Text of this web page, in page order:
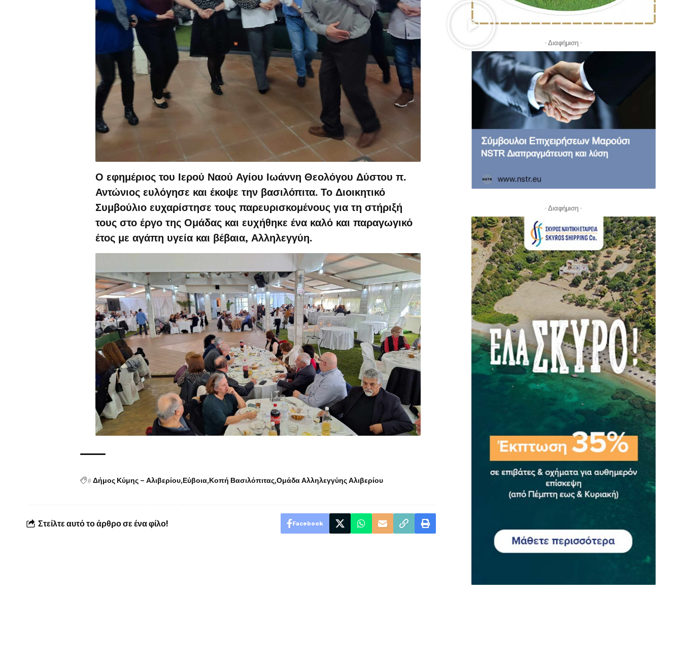
Ο εφημέριος του Ιερού Ναού Αγίου Ιωάννη Θεολόγου Δύστου π.
Αντώνιος ευλόγησε και έκοψε την βασιλόπιτα. Το Διοικητικό
Συμβούλιο ευχαρίστησε τους παρευρισκομένους για τη στήριξή
τους στο έργο της Ομάδας και ευχήθηκε ένα καλό και παραγωγικό
έτος με αγάπη υγεία και βέβαια, Αλληλεγγύη.
#Δήμος Κύμης – Αλιβερίου Εύβοια Κοπή Βασιλόπιτας Ομάδα Αλληλεγγύης Αλιβερίου
Στείλτε αυτό το άρθρο σε ένα φίλο! Facebook
- Διαφήμιση -
- Διαφήμιση -